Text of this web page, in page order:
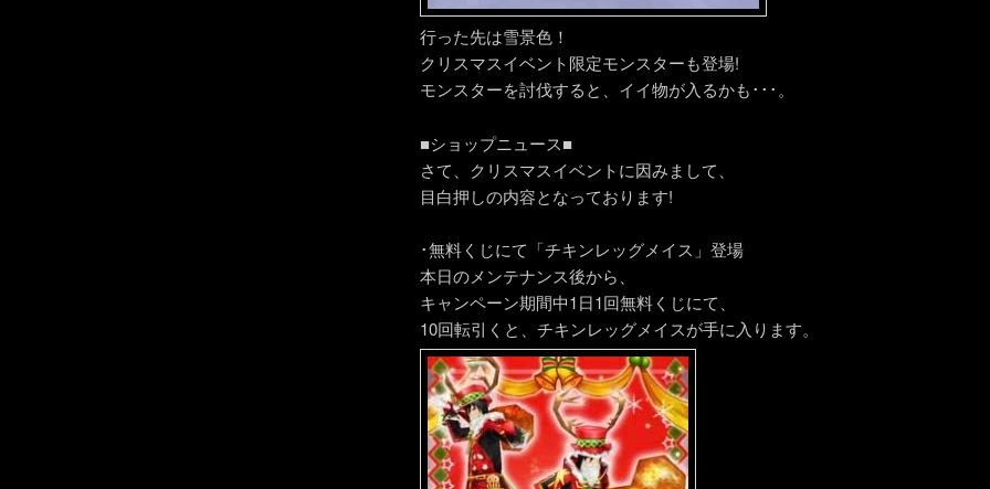
行った先は雪景色！
クリスマスイベント限定モンスターも登場!
モンスターを討伐すると、イイ物が入るかも･･･。
■ショップニュース■
さて、クリスマスイベントに因みまして、
目白押しの内容となっております!
･無料くじにて「チキンレッグメイス」登場
本日のメンテナンス後から、
キャンペーン期間中1日1回無料くじにて、
10回転引くと、チキンレッグメイスが手に入ります。